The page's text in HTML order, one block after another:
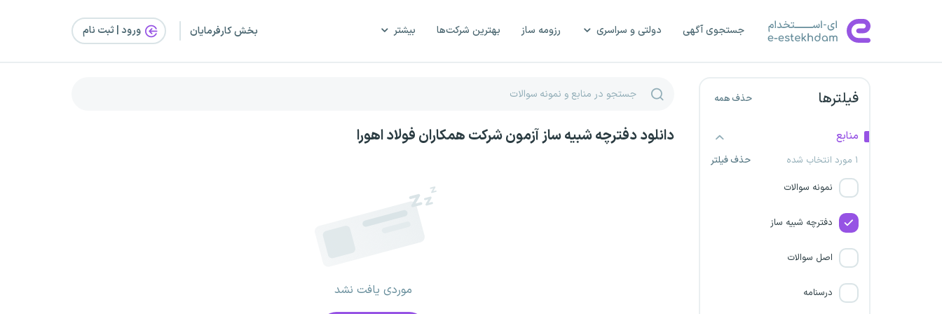
جستجوی آگهی دولتی و سراسری رزومه ساز بهترین شرکت‌ها بیشتر بخش کارفرمایان ورود | ثبت‌ نام
فیلترها حذف همه
منابع
۱ مورد انتخاب شده
حذف فیلتر
نمونه سوالات
دفترچه شبیه ساز
اصل سوالات
درسنامه
نیمروز
شرکت آذرفراز آیشین
شهرداری تهران
دانلود دفترچه شبیه ساز آزمون شرکت همکاران فولاد اهورا
موردی یافت نشد